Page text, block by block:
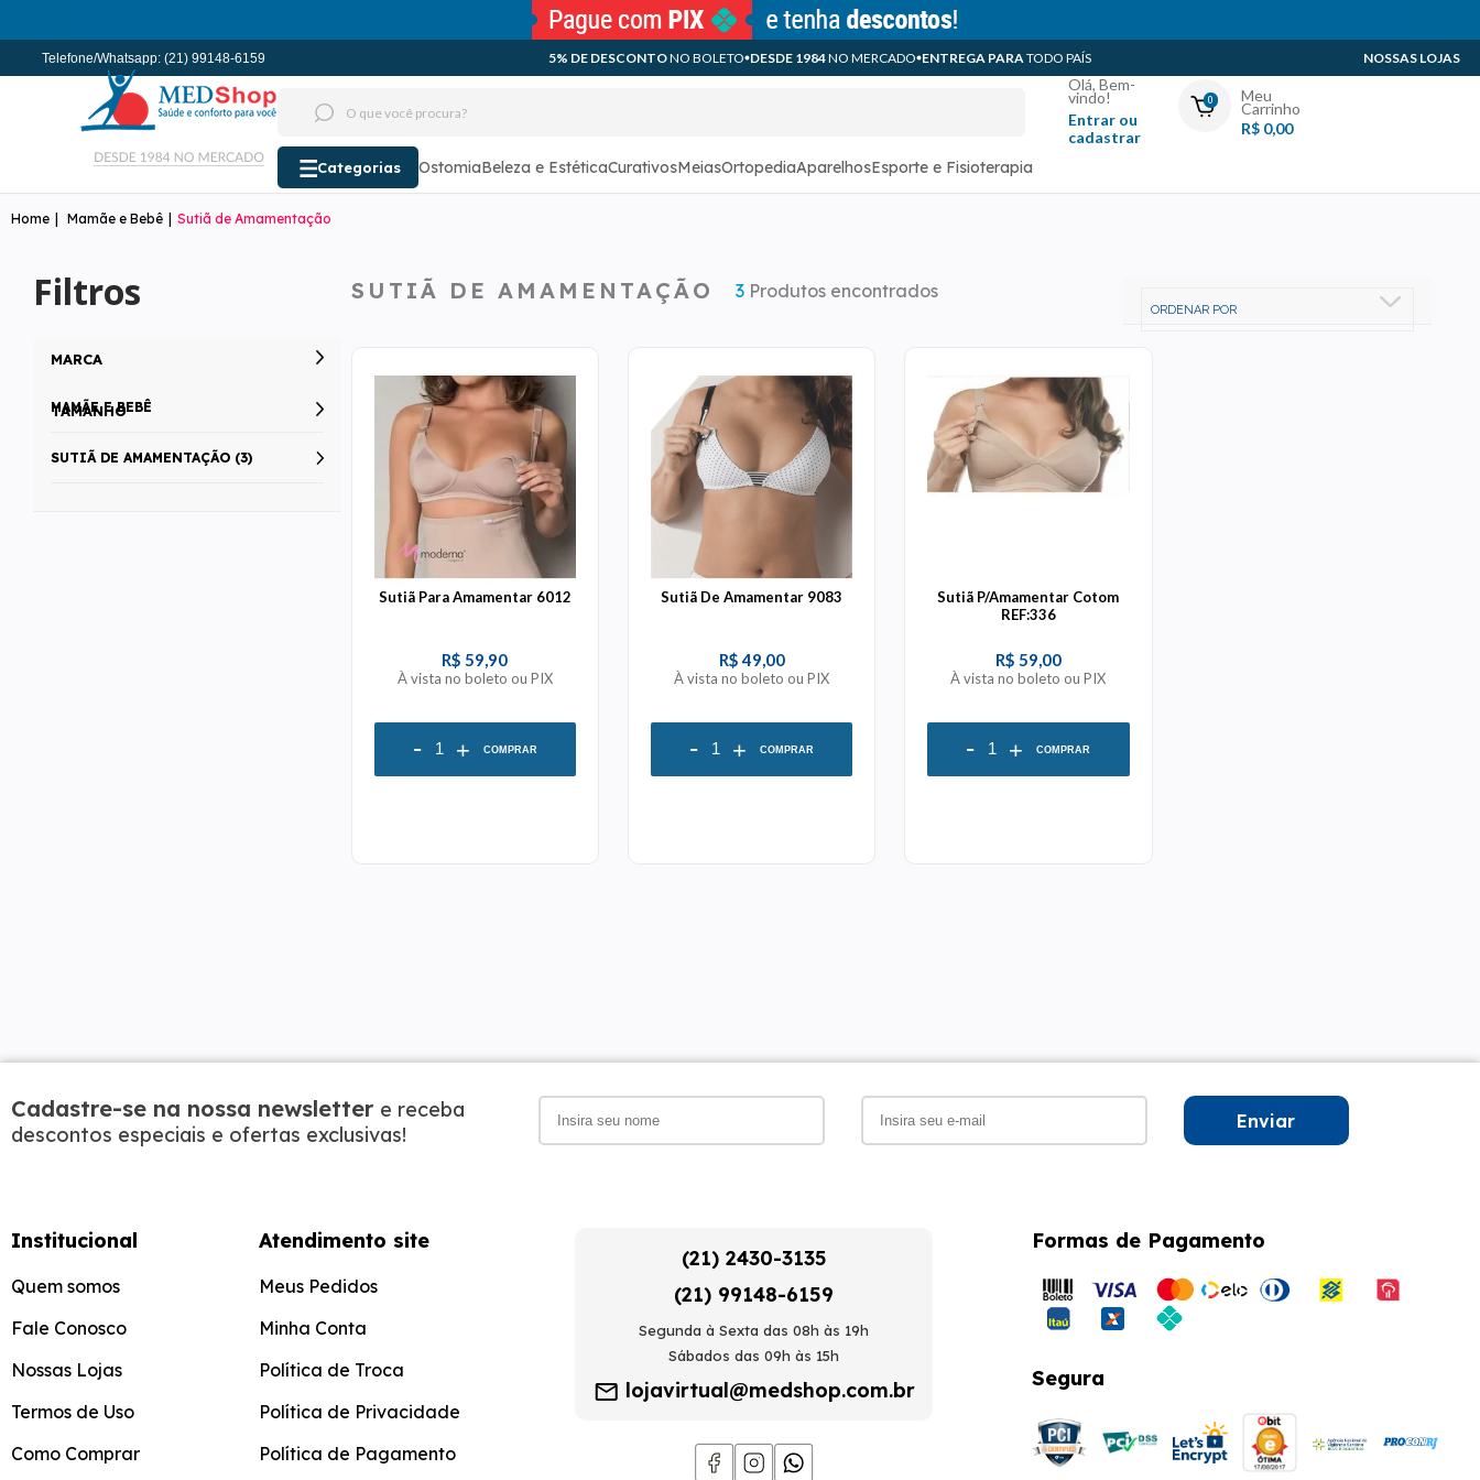
Telefone/Whatsapp: (21) 99148-6159 5% DE DESCONTONO BOLETO DESDE 1984NO MERCADO ENTREGA PARATODO PAÍS NOSSAS LOJAS
Minha Conta
Meus Pedidos
Olá, Bem-
vindo!
Entrar ou
cadastrar
0 Meu
Carrinho
R$ 0,00
Categorias OstomiaBeleza e EstéticaCurativosMeiasOrtopediaAparelhosEsporte e Fisioterapia
Mamãe e Bebê Sutiã de Amamentação
Filtros
MARCA
TAMANHO
MAMÃE E BEBÊ
SUTIÃ DE AMAMENTAÇÃO (3)
SUTIÃ DE AMAMENTAÇÃO 3Produtos encontrados
Sutiã Para Amamentar 6012
R$ 59,90
À vista no boleto ou PIX
- + COMPRAR
Sutiã De Amamentar 9083
R$ 49,00
À vista no boleto ou PIX
- + COMPRAR
Sutiã P/Amamentar Cotom
REF:336
R$ 59,00
À vista no boleto ou PIX
- + COMPRAR
Cadastre-se na nossa newsletter e receba
descontos especiais e ofertas exclusivas!
Enviar
Institucional
Quem somos
Fale Conosco
Nossas Lojas
Termos de Uso
Como Comprar
Atendimento site
Meus Pedidos
Minha Conta
Política de Troca
Política de Privacidade
Política de Pagamento
(21) 2430-3135
(21) 99148-6159
Segunda à Sexta das 08h às 19h
Sábados das 09h às 15h
lojavirtual@medshop.com.br
Formas de Pagamento
Segura